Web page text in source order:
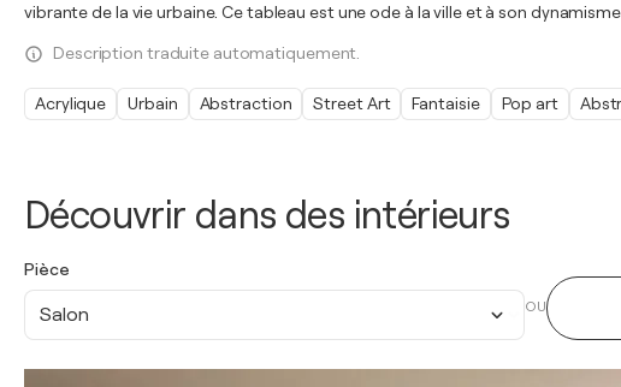
Découvrir dans des intérieurs
Pièce
Salon OU
vibrante de la vie urbaine. Ce tableau est une ode à la ville et à son
Description traduite automatiquement.
Acrylique Urbain Abstraction Street Art Fantaisie Pop art